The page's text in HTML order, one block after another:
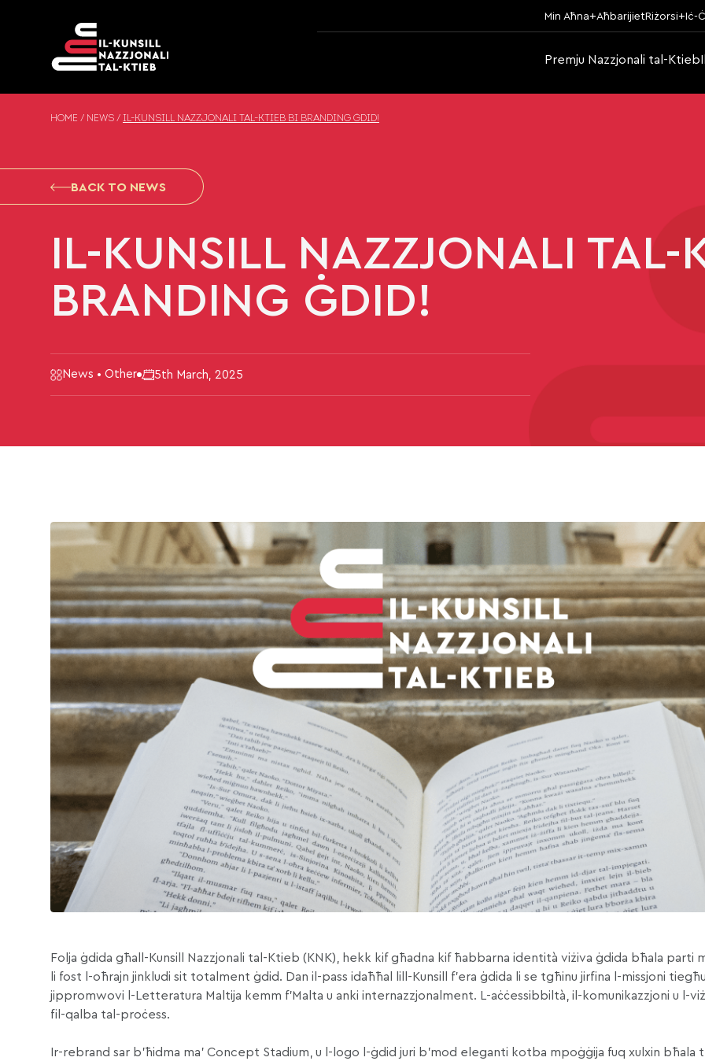
Min Aħna AħbarijietRiżorsi Iċ-
Premju Nazzjonali tal-Ktieb
HOME / NEWS / IL-KUNSILL NAZZJONALI TAL-KTIEB BI BRANDING ĠDID!
BACK TO NEWS
IL-KUNSILL NAZZJONALI TAL-
BRANDING ĠDID!
News • Other 5th March, 2025
Folja ġdida għall-Kunsill Nazzjonali tal-Ktieb (KNK), hekk kif għadna kif ħabbarna identità viżiva ġdida bħala parti
li fost l-oħrajn jinkludi sit totalment ġdid. Dan il-pass idaħħal lill-Kunsill f’era ġdida li se tgħinu jirfina l-missjoni
jippromwovi l-Letteratura Maltija kemm f’Malta u anki internazzjonalment. L-aċċessibbiltà, il-komunikazzjoni u l-
fil-qalba tal-proċess.
Ir-rebrand sar b’ħidma ma’ Concept Stadium, u l-logo l-ġdid juri b’mod eleganti kotba mpoġġija fuq xulxin bħala